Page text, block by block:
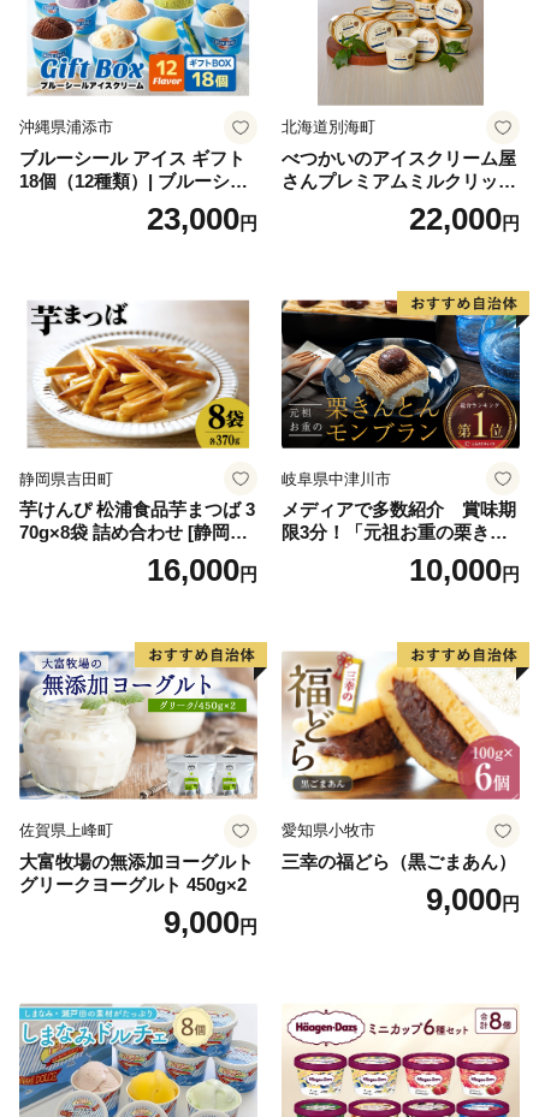
沖縄県浦添市
ブルーシール アイス ギフト
18個（12種類）| ブルーシー
ルアイス ブルーシールアイ
スクリーム 着日指定可能 送
誕生日 カップ 詰め合わせ バ
ラエティ | バニラ チョコレー
ト ストロベリー ピスタチオ
バニラ＆クッキー ウベ 沖縄
紅イモ 塩ちんすこう 沖縄シ
ークヮーサー 沖縄黒糖 琉球
ロイヤルミルクティ 沖縄パ
イン
23,000円
北海道別海町
べつかいのアイスクリーム屋
さんプレミアムミルクリッチ
12個（AP-01）（ 北海道アイ
ス 北海道産アイス アイス ア
道産アイス 道産アイスクリ
ーム ギフト 詰合せ 詰め合わ
せ ふるさと納税 ）
22,000円
静岡県吉田町
芋けんぴ 松浦食品芋まつば 3
70g×8袋 詰め合わせ [静岡伊
勢丹(松浦食品) 静岡県 吉田町
22424274] 芋ケンピ セット
16,000円
岐阜県中津川市
メディアで多数紹介 賞味期
限3分！「元祖お重の栗きん
とんモンブラン」 【未来の
ご褒美】スイーツ 栗 モンブ
子 菓子 F4N-2298
10,000円
佐賀県上峰町
大富牧場の無添加ヨーグルト
グリークヨーグルト 450g×2
9,000円
愛知県小牧市
三幸の福どら（黒ごまあん）
9,000円